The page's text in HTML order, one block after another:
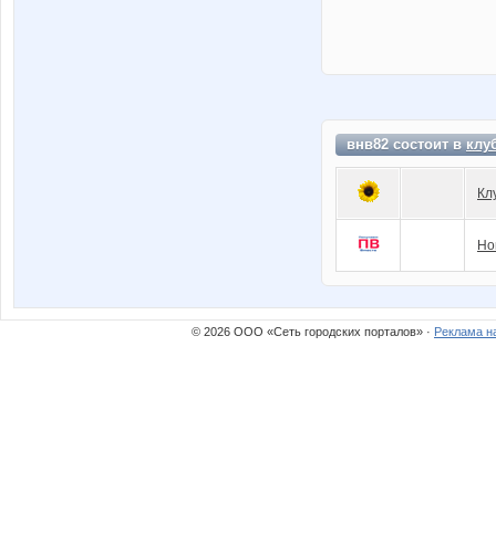
внв82 состоит в
© 2026 ООО «Сеть городских порталов» · Реклама